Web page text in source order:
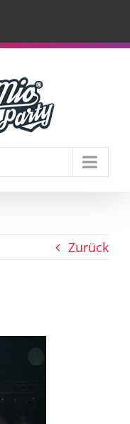
Zurück